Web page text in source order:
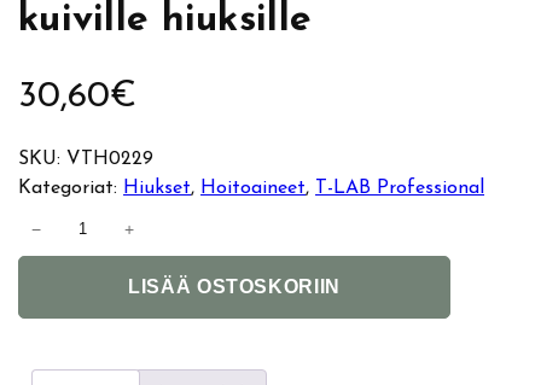
kuiville hiuksille
30,60€
SKU: VTH0229
Kategoriat: Hiukset, Hoitoaineet,
T-LAB Professional
− +
LISÄÄ OSTOSKORIIN